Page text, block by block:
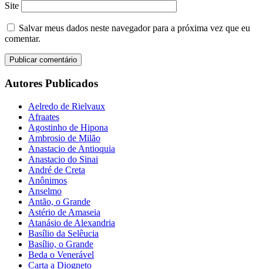
Site
Salvar meus dados neste navegador para a próxima vez que eu
comentar.
Autores Publicados
Aelredo de Rielvaux
Afraates
Agostinho de Hipona
Ambrosio de Milão
Anastacio de Antioquia
Anastacio do Sinai
André de Creta
Anônimos
Anselmo
Antão, o Grande
Astério de Amaseia
Atanásio de Alexandria
Basílio da Selêucia
Basílio, o Grande
Beda o Venerável
Carta a Diogneto